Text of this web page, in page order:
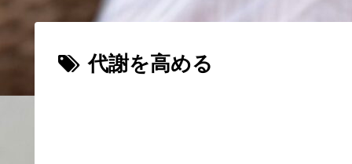
代謝を高める